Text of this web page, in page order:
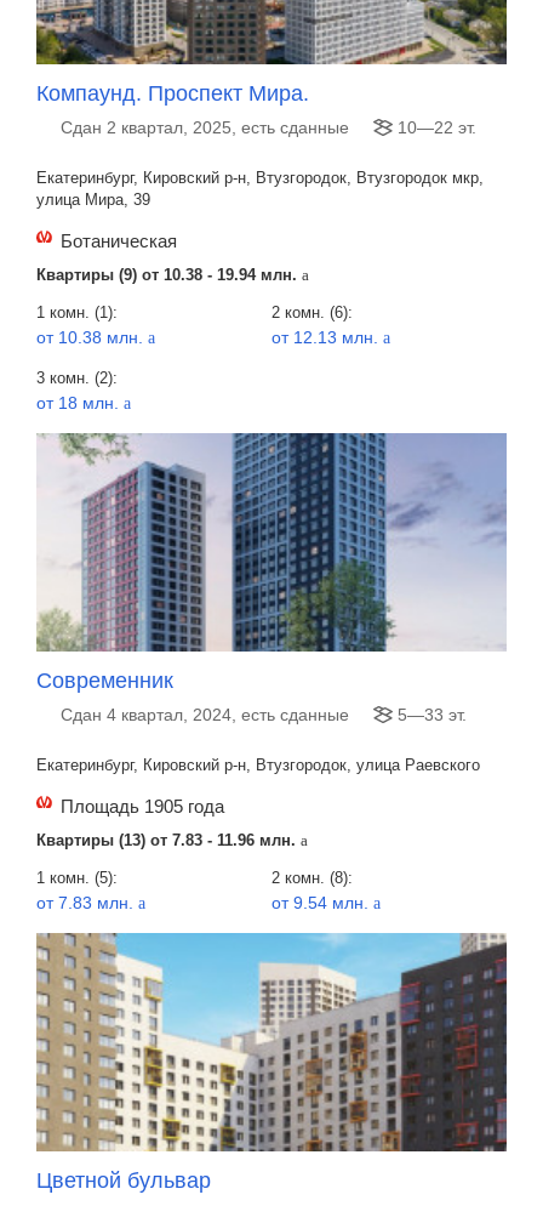
Компаунд. Проспект Мира.
Сдан 2 квартал, 2025, есть сданные 10—22 эт.
Екатеринбург, Кировский р-н, Втузгородок, Втузгородок мкр,
улица Мира, 39
Ботаническая
Квартиры (9) от 10.38 - 19.94 млн. a
1 комн. (1):
от 10.38 млн. a
2 комн. (6):
от 12.13 млн. a
3 комн. (2):
от 18 млн. a
Современник
Сдан 4 квартал, 2024, есть сданные 5—33 эт.
Екатеринбург, Кировский р-н, Втузгородок, улица Раевского
Площадь 1905 года
Квартиры (13) от 7.83 - 11.96 млн. a
1 комн. (5):
от 7.83 млн. a
2 комн. (8):
от 9.54 млн. a
Цветной бульвар